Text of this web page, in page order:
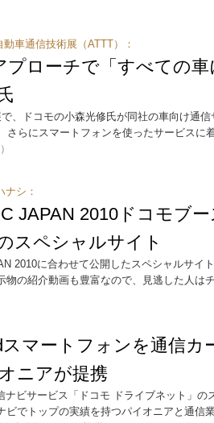
車通信技術展（ATTT）：
プローチで「すべての
、ドコモの小森光修氏が同社の車向け通
さらにスマートフォンを使ったサービスに
ナシ：
JAPAN 2010ドコモブ
スペシャルサイト
2010に合わせて公開したスペシャルサイ
物の紹介動画も豊富なので、見逃した人は
スマートフォンを通信
ニアが提携
ナビサービス「ドコモ ドライブネット」の
ビでトップの実績を持つパイオニアと通信